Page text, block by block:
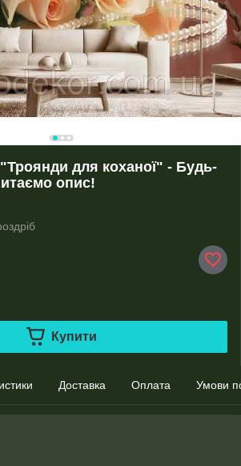
для коханої" - Будь-
опис!
Купити
Доставка Оплата Умови